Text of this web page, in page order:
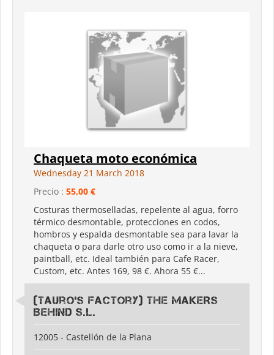
Chaqueta moto económica
Wednesday 21 March 2018
Precio : 55,00 €
Costuras thermoselladas, repelente al agua, forro
térmico desmontable, protecciones en codos,
hombros y espalda desmontable sea para lavar la
chaqueta o para darle otro uso como ir a la nieve,
paintball, etc. Ideal también para Cafe Racer,
Custom, etc. Antes 169, 98 €. Ahora 55 €...
(Tauro's Factory) THE MAKERS
BEHIND S.L.
12005 - Castellón de la Plana